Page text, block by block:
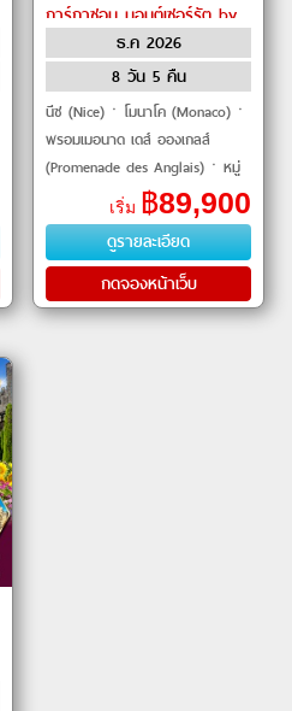
การ์กาซอน มอนต์เซอร์รัต by
Qantas Airways
ธ.ค 2026
8 วัน 5 คืน
นีซ (Nice)ㆍโมนาโค (Monaco)ㆍ
พรอมเมอนาด เดส์ อองเกลส์
(Promenade des Anglais)ㆍหมู่
บ้านมูสติเยแซงก์ มารี (Moustiers-
Sainte-Marie)ㆍวาล็องโซล
(Valensole Lavender Fields)
เริ่ม ฿89,900
ดูรายละเอียด
กดจองหน้าเว็บ